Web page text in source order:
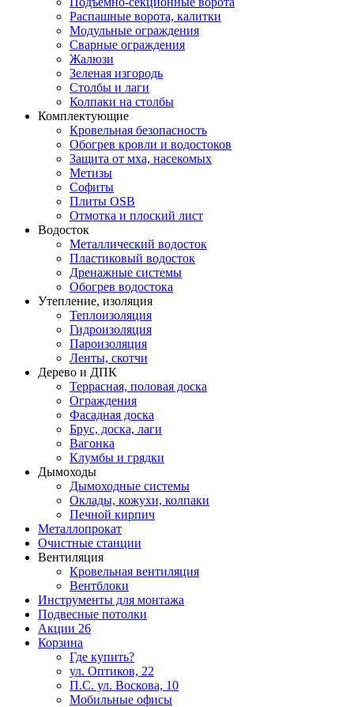
Распашные ворота, калитки
Модульные ограждения
Сварные ограждения
Жалюзи
Зеленая изгородь
Столбы и лаги
Колпаки на столбы
Комплектующие
Кровельная безопасность
Обогрев кровли и водостоков
Защита от мха, насекомых
Метизы
Софиты
Плиты OSB
Отмотка и плоский лист
Водосток
Металлический водосток
Пластиковый водосток
Дренажные системы
Обогрев водостока
Утепление, изоляция
Теплоизоляция
Гидроизоляция
Пароизоляция
Ленты, скотчи
Дерево и ДПК
Террасная, половая доска
Ограждения
Фасадная доска
Брус, доска, лаги
Вагонка
Клумбы и грядки
Дымоходы
Дымоходные системы
Оклады, кожухи, колпаки
Печной кирпич
Металлопрокат
Очистные станции
Вентиляция
Кровельная вентиляция
Вентблоки
Инструменты для монтажа
Подвесные потолки
Акции 26
Корзина
Где купить?
ул. Оптиков, 22
П.С. ул. Воскова, 10
Мобильные офисы